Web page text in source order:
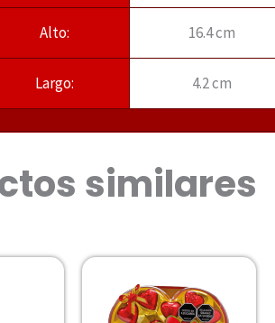
Alto: 16.4 cm
Largo: 4.2 cm
similares